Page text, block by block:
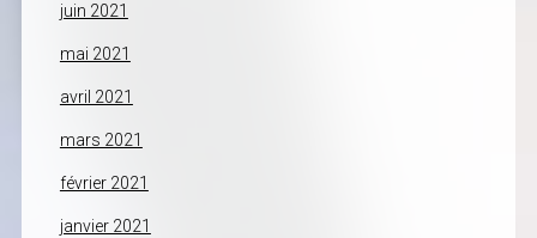
juin 2021
mai 2021
avril 2021
mars 2021
février 2021
janvier 2021